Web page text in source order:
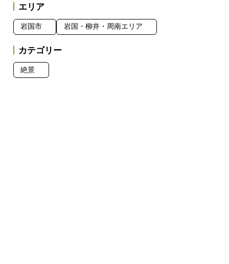
エリア
岩国市 岩国・柳井・周南エリア
カテゴリー
絶景